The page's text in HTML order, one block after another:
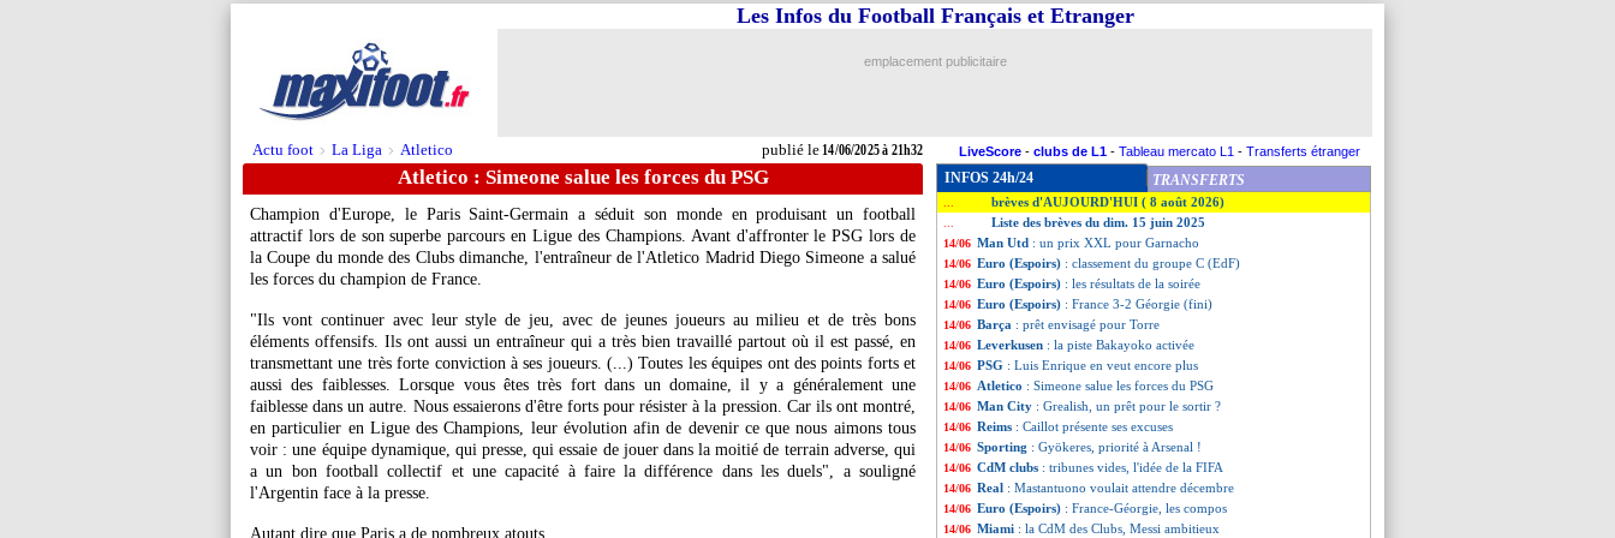
Actu foot > La Liga > Atletico publié le14/06/2025 à 21h32
Les Infos du Football Français et Etranger
emplacement publicitaire
LiveScore - clubs de L1 - Tableau mercato L1 - Transferts étranger
Atletico : Simeone salue les forces du PSG
Champion d'Europe, le Paris Saint-Germain a séduit son monde en produisant un football
attractif lors de son superbe parcours en Ligue des Champions. Avant d'affronter le PSG lors de
la Coupe du monde des Clubs dimanche, l'entraîneur de l'Atletico Madrid Diego Simeone a salué
les forces du champion de France.
"Ils vont continuer avec leur style de jeu, avec de jeunes joueurs au milieu et de très bons
éléments offensifs. Ils ont aussi un entraîneur qui a très bien travaillé partout où il est passé, en
transmettant une très forte conviction à ses joueurs. (...) Toutes les équipes ont des points forts et
aussi des faiblesses. Lorsque vous êtes très fort dans un domaine, il y a généralement une
faiblesse dans un autre. Nous essaierons d'être forts pour résister à la pression. Car ils ont montré,
en particulier en Ligue des Champions, leur évolution afin de devenir ce que nous aimons tous
voir : une équipe dynamique, qui presse, qui essaie de jouer dans la moitié de terrain adverse, qui
a un bon football collectif et une capacité à faire la différence dans les duels", a souligné
l'Argentin face à la presse.
Autant dire que Paris a de nombreux atouts.
INFOS 24h/24 TRANSFERTS
brèves d'AUJOURD'HUI ( 8 août 2026)
Liste des brèves du dim. 15 juin 2025
14/06 Man Utd : un prix XXL pour Garnacho
14/06 Euro (Espoirs) : classement du groupe C (EdF)
14/06 Euro (Espoirs) : les résultats de la soirée
14/06 Euro (Espoirs) : France 3-2 Géorgie (fini)
14/06 Barça : prêt envisagé pour Torre
14/06 Leverkusen : la piste Bakayoko activée
14/06 PSG : Luis Enrique en veut encore plus
14/06 Atletico : Simeone salue les forces du PSG
14/06 Man City : Grealish, un prêt pour le sortir ?
14/06 Reims : Caillot présente ses excuses
14/06 Sporting : Gyökeres, priorité à Arsenal !
14/06 CdM clubs : tribunes vides, l'idée de la FIFA
14/06 Real : Mastantuono voulait attendre décembre
14/06 Euro (Espoirs) : France-Géorgie, les compos
14/06 Miami : la CdM des Clubs, Messi ambitieux